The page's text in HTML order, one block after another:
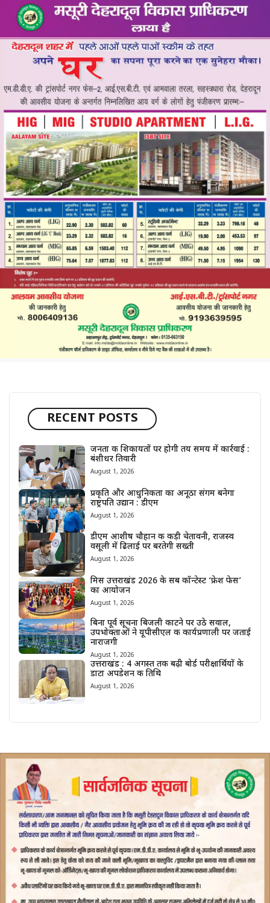
RECENT POSTS
जनता की शिकायतों पर होगी तय समय में कार्रवाई :
बंशीधर तिवारी
August 1, 2026
प्रकृति और आधुनिकता का अनूठा संगम बनेगा
राष्ट्रपति उद्यान : डीएम
August 1, 2026
डीएम आशीष चौहान की कड़ी चेतावनी, राजस्व
वसूली में ढिलाई पर बरतेगी सख्ती
August 1, 2026
मिस उत्तराखंड 2026 के सब कॉन्टेस्ट ‘फ्रेश फेस’
का आयोजन
August 1, 2026
बिना पूर्व सूचना बिजली काटने पर उठे सवाल,
उपभोक्ताओं ने यूपीसीएल की कार्यप्रणाली पर जताई
नाराजगी
August 1, 2026
उत्तराखंड : 4 अगस्त तक बढ़ी बोर्ड परीक्षार्थियों के
डाटा अपडेशन की तिथि
August 1, 2026